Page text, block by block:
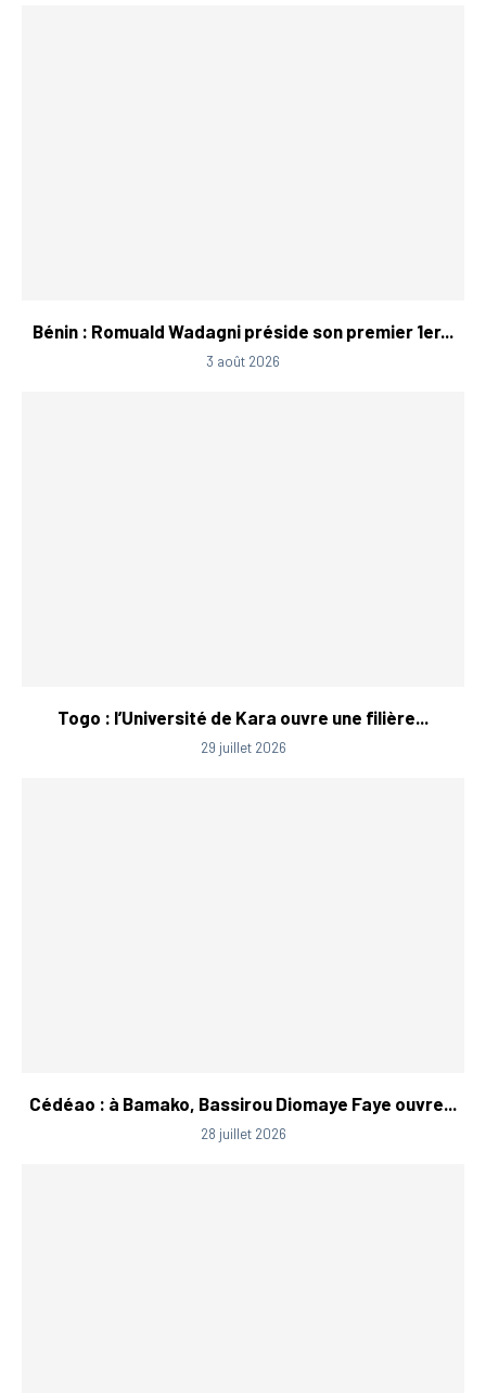
Bénin : Romuald Wadagni préside son premier 1er...
3 août 2026
Togo : l’Université de Kara ouvre une filière...
29 juillet 2026
Cédéao : à Bamako, Bassirou Diomaye Faye ouvre...
28 juillet 2026